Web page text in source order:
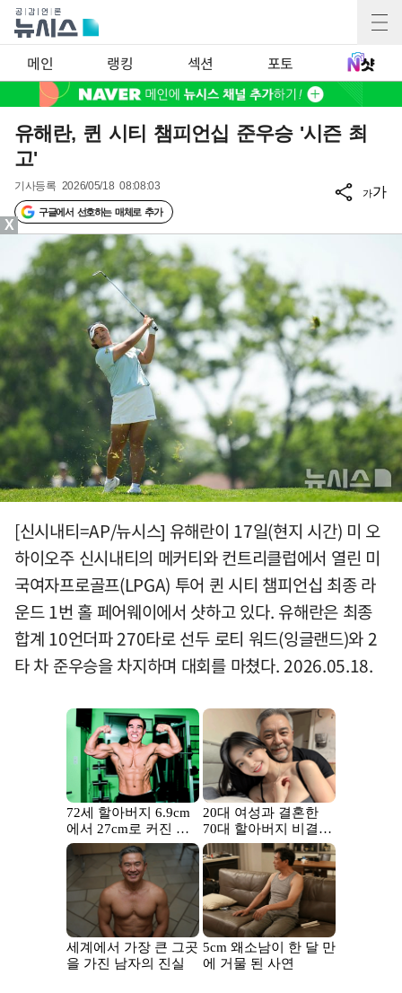
메인 랭킹 섹션 포토
유해란, 퀸 시티 챔피언십 준우승 '시즌 최
고'
기사등록 2026/05/18 08:08:03
구글에서 선호하는 매체로 추가
가가
[신시내티=AP/뉴시스] 유해란이 17일(현지 시간) 미 오
하이오주 신시내티의 메커티와 컨트리클럽에서 열린 미
국여자프로골프(LPGA) 투어 퀸 시티 챔피언십 최종 라
운드 1번 홀 페어웨이에서 샷하고 있다. 유해란은 최종
합계 10언더파 270타로 선두 로티 워드(잉글랜드)와 2
타 차 준우승을 차지하며 대회를 마쳤다. 2026.05.18.
X